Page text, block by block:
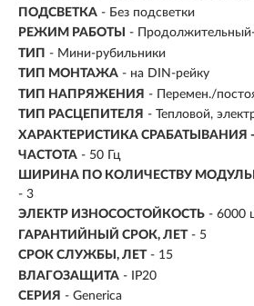
ПОДСВЕТКА - Без подсветки
РЕЖИМ РАБОТЫ
-
ТИП - Мини-рубильники
ТИП МОНТАЖА - на DIN-рейку
ТИП НАПРЯЖЕНИЯ - Перемен./
ТИП РАСЦЕПИТЕЛЯ - Тепловой,
ХАРАКТЕРИСТИКА СРАБАТЫВАНИЯ
ЧАСТОТА - 50 Гц
ШИРИНА ПО КОЛИЧЕСТВУ
- 3
ЭЛЕКТР ИЗНОСОСТОЙКОСТЬ - 6000
ГАРАНТИЙНЫЙ СРОК, ЛЕТ - 5
СРОК СЛУЖБЫ, ЛЕТ - 15
ВЛАГОЗАЩИТА - IP20
СЕРИЯ - Generica